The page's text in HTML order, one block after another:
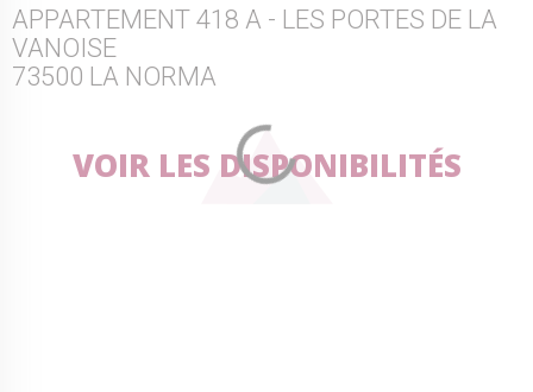
Bonneval sur arc
APPARTEMENT 418 A - LES PORTES DE LA
VANOISE
73500 LA NORMA
VOIR LES DISPONIBILITÉS